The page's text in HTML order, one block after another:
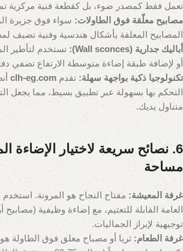
تعمل فقط كمصدر ضوء، بل كقطعة فنية مركزية
مصابيح معلّقة فوق الطاولات: سواء فوق جزيرة
المصابيح المعلقة بأشكال هندسية وفنية تضيف
أباليك جدارية (Wall sconces):
تستخدم لتأطير
أو لإضافة طبقة إضاءة متوسطة الارتفاع تضفي
تكنولوجيا ذكية بواجهة سهلة: تقدم clh-eg.com
التحكم بها بسهولة عبر تطبيق بسيط، مما يجعل
متناول يديك.
6. نصائح سريعة لاختيار الإضاءة
مساحة
غرفة المعيشة: مفتاح النجاح هو المرونة.
العامة القابلة للتعتيم، مع إضاءة وظيفية
توجيهية لإبراز الجماليات.
غرفة الطعام: ثريا أو مصباح معلق فوق الطاولة